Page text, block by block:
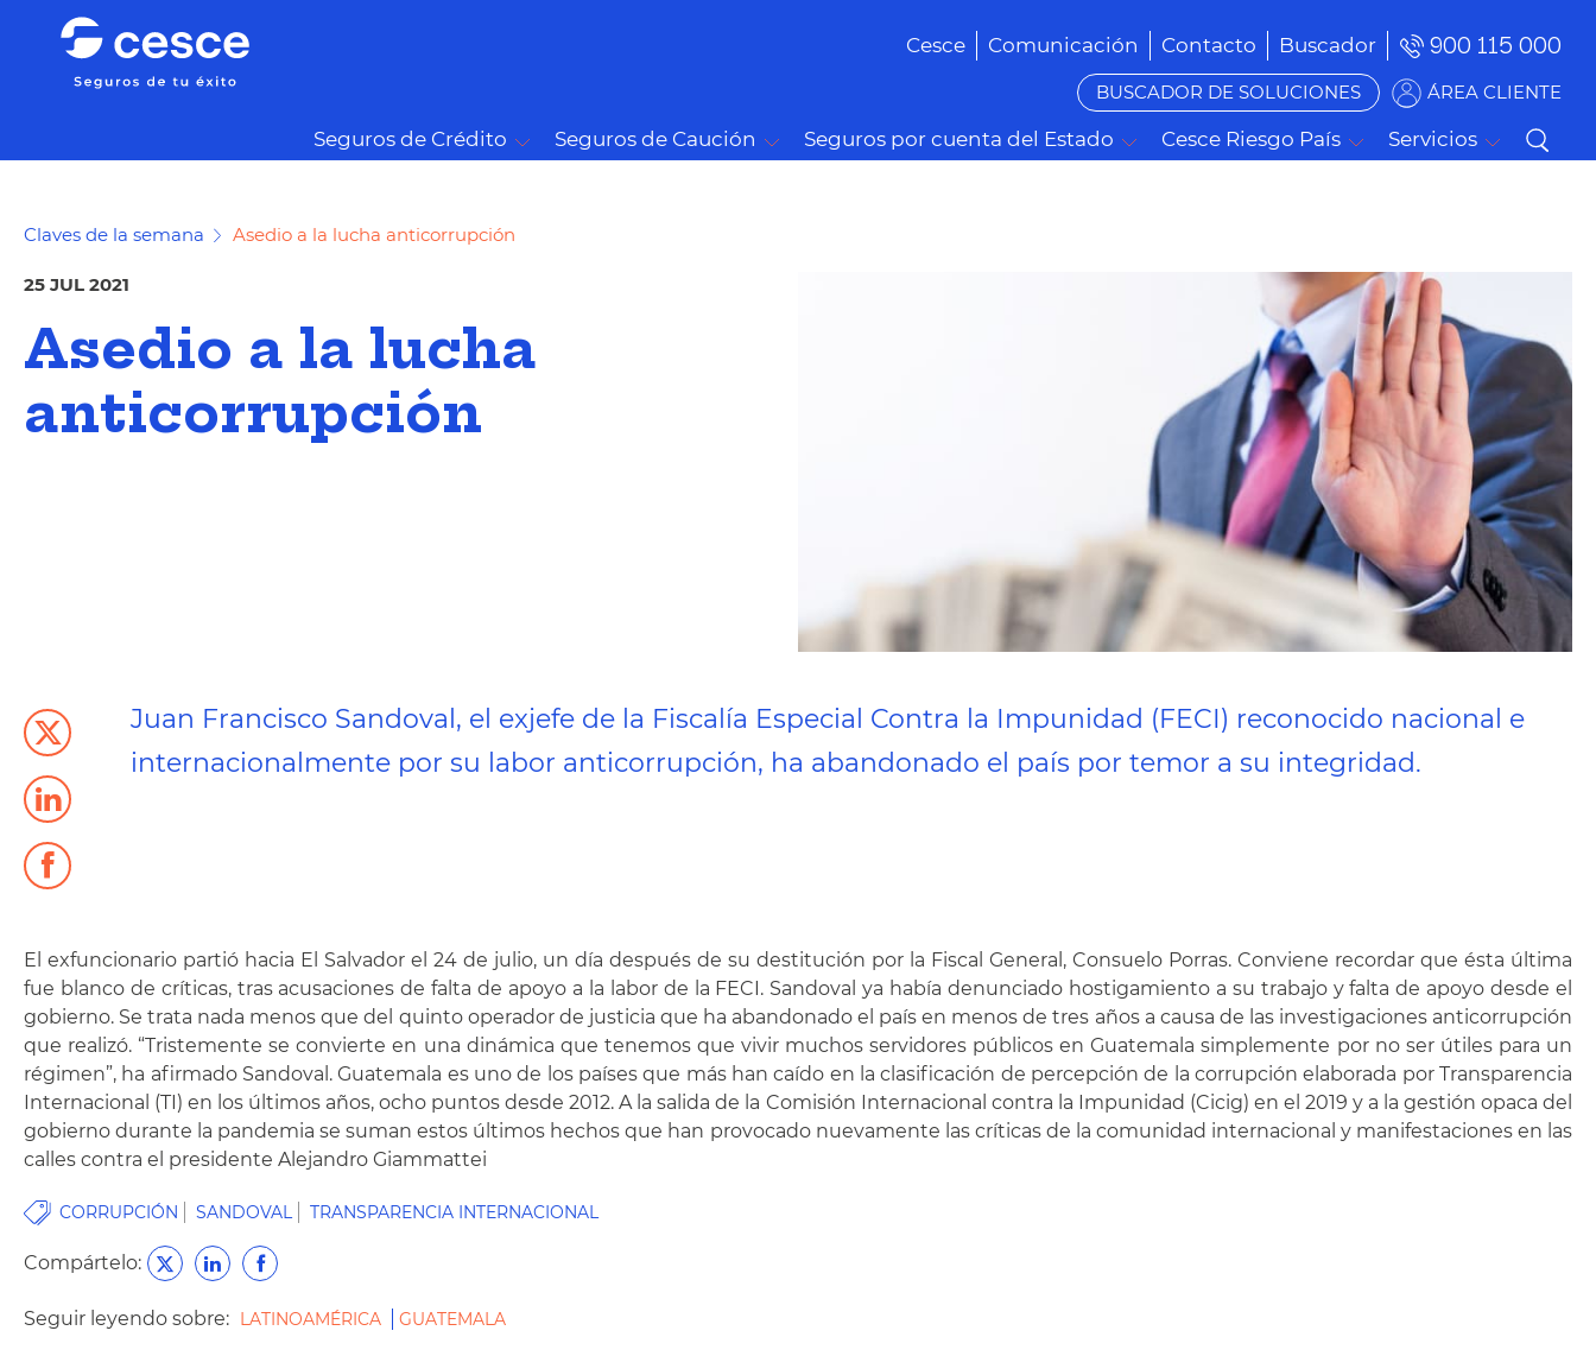
Cesce Comunicación Contacto Buscador 900 115 000
BUSCADOR DE SOLUCIONES ÁREA CLIENTE
Seguros de Crédito Seguros de Caución Seguros por cuenta del Estado Cesce Riesgo País Servicios
Claves de la semana Asedio a la lucha anticorrupción
25 JUL 2021
Asedio a la lucha
anticorrupción
Juan Francisco Sandoval, el exjefe de la Fiscalía Especial Contra la Impunidad (FECI) reconocido nacional e
internacionalmente por su labor anticorrupción, ha abandonado el país por temor a su integridad.
El exfuncionario partió hacia El Salvador el 24 de julio, un día después de su destitución por la Fiscal General, Consuelo Porras. Conviene recordar que ésta última
fue blanco de críticas, tras acusaciones de falta de apoyo a la labor de la FECI. Sandoval ya había denunciado hostigamiento a su trabajo y falta de apoyo desde el
gobierno. Se trata nada menos que del quinto operador de justicia que ha abandonado el país en menos de tres años a causa de las investigaciones anticorrupción
que realizó. “Tristemente se convierte en una dinámica que tenemos que vivir muchos servidores públicos en Guatemala simplemente por no ser útiles para un
régimen”, ha afirmado Sandoval. Guatemala es uno de los países que más han caído en la clasificación de percepción de la corrupción elaborada por Transparencia
Internacional (TI) en los últimos años, ocho puntos desde 2012. A la salida de la Comisión Internacional contra la Impunidad (Cicig) en el 2019 y a la gestión opaca del
gobierno durante la pandemia se suman estos últimos hechos que han provocado nuevamente las críticas de la comunidad internacional y manifestaciones en las
calles contra el presidente Alejandro Giammattei
CORRUPCIÓN SANDOVAL TRANSPARENCIA INTERNACIONAL
Compártelo:
Seguir leyendo sobre: LATINOAMÉRICA GUATEMALA